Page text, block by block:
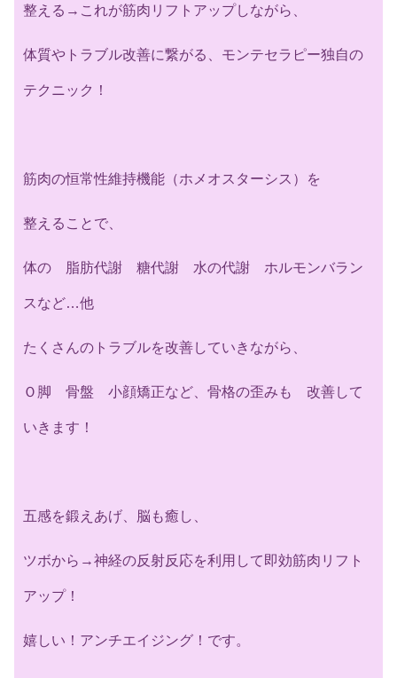
整える→これが筋肉リフトアップしながら、
体質やトラブル改善に繋がる、モンテセラピー独自の
テクニック！
筋肉の恒常性維持機能（ホメオスターシス）を
整えることで、
体の 脂肪代謝 糖代謝 水の代謝 ホルモンバラン
スなど…他
たくさんのトラブルを改善していきながら、
Ｏ脚 骨盤 小顔矯正など、骨格の歪みも 改善して
いきます！
五感を鍛えあげ、脳も癒し、
ツボから→神経の反射反応を利用して 即効筋肉リフト
アップ！
嬉しい！アンチエイジング！です。